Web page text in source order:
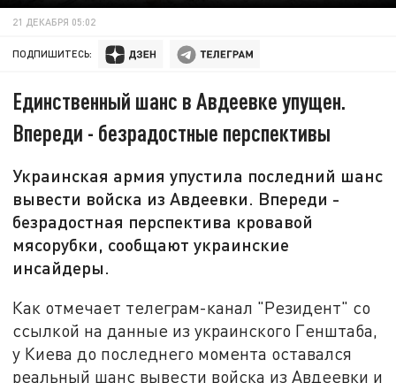
21 ДЕКАБРЯ 05:02
ПОДПИШИТЕСЬ:
Единственный шанс в Авдеевке упущен.
Впереди - безрадостные перспективы
Украинская армия упустила последний шанс
вывести войска из Авдеевки. Впереди -
безрадостная перспектива кровавой
мясорубки, сообщают украинские
инсайдеры.
Как отмечает телеграм-канал "Резидент" со
ссылкой на данные из украинского Генштаба,
у Киева до последнего момента оставался
реальный шанс вывести войска из Авдеевки и